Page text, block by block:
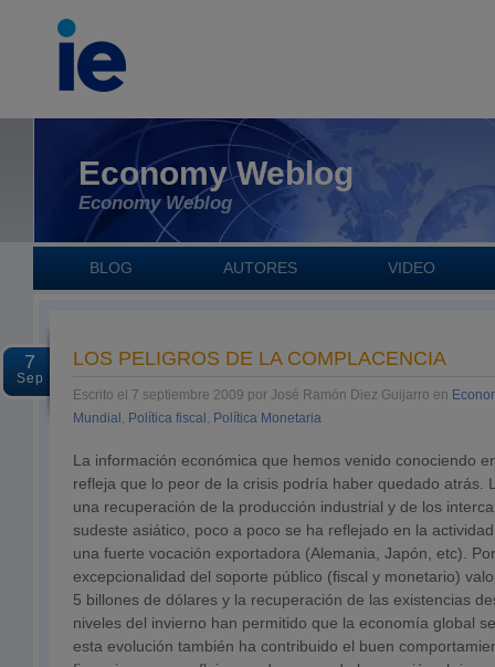
Economy Weblog
Economy Weblog
BLOG AUTORES VIDEO
7
Sep
LOS PELIGROS DE LA COMPLACENCIA
Escrito el 7 septiembre 2009 por José Ramón Diez Guijarro en
Mundial , Política fiscal , Política Monetaria
La información económica que hemos venido conociendo
refleja que lo peor de la crisis podría haber quedado atrás.
una recuperación de la producción industrial y de los
sudeste asiático, poco a poco se ha reflejado en la
una fuerte vocación exportadora (Alemania, Japón, etc).
excepcionalidad del soporte público (fiscal y monetario)
5 billones de dólares y la recuperación de las existencias
niveles del invierno han permitido que la economía global
esta evolución también ha contribuido el buen